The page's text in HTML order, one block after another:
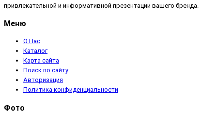
привлекательной и информативной презентации вашего бренда.
Меню
О Нас
Каталог
Карта сайта
Поиск по сайту
Авторизация
Политика конфиденциальности
Фото